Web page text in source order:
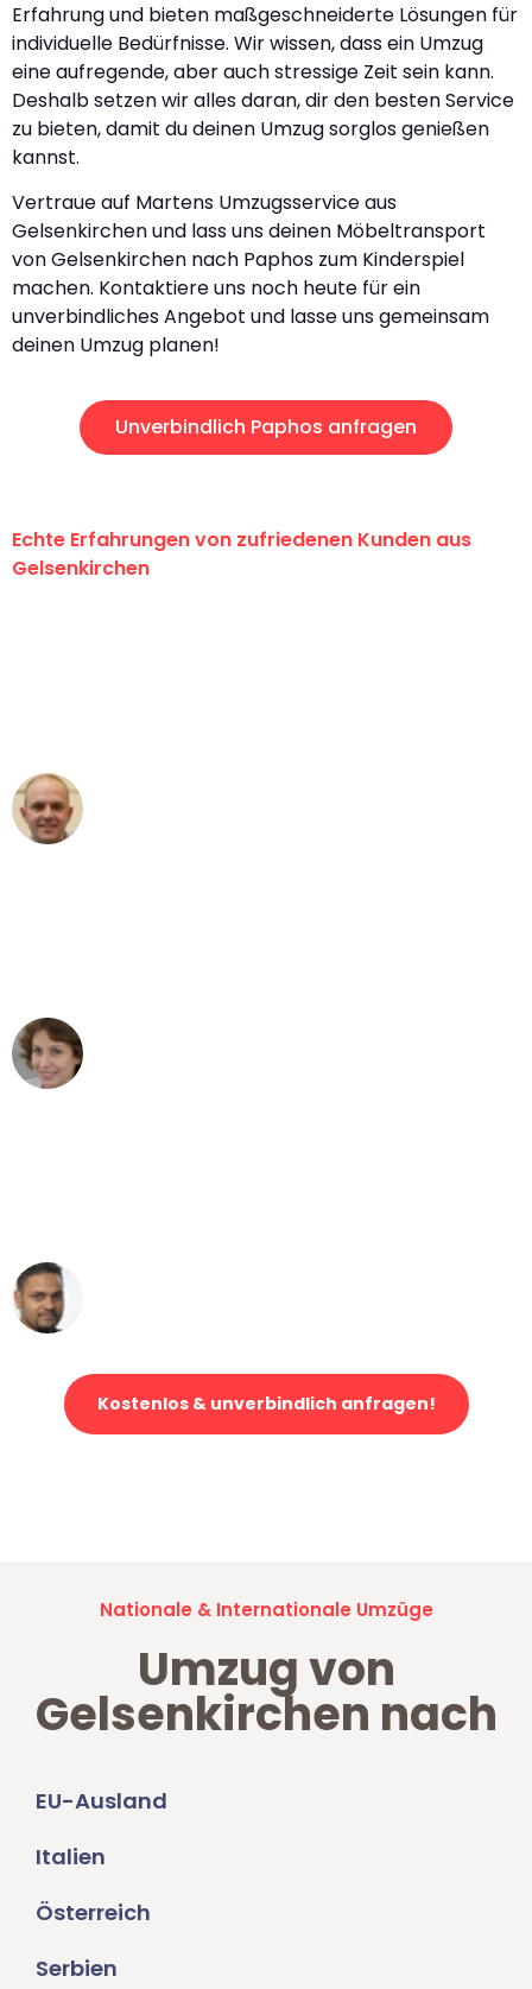
Erfahrung und bieten maßgeschneiderte Lösungen für
individuelle Bedürfnisse. Wir wissen, dass ein Umzug
eine aufregende, aber auch stressige Zeit sein kann.
Deshalb setzen wir alles daran, dir den besten Service
zu bieten, damit du deinen Umzug sorglos genießen
kannst.
Vertraue auf Martens Umzugsservice aus
Gelsenkirchen und lass uns deinen Möbeltransport
von Gelsenkirchen nach Paphos zum Kinderspiel
machen. Kontaktiere uns noch heute für ein
unverbindliches Angebot und lasse uns gemeinsam
deinen Umzug planen!
Unverbindlich Paphos anfragen
Echte Erfahrungen von zufriedenen Kunden aus
Gelsenkirchen
Kostenlos & unverbindlich anfragen!
Nationale & Internationale Umzüge
Umzug von
Gelsenkirchen nach
EU-Ausland
Italien
Österreich
Serbien